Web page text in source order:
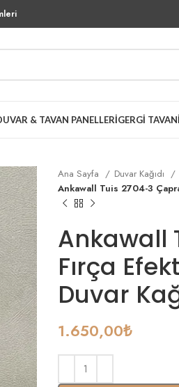
& TAVAN PANELLERIGERGI TAVAN
Ana Sayfa Duvar Kağıdı
Ankawall Tuis 2704-3
Ankawall
Fırça
Duvar
1.650,00₺